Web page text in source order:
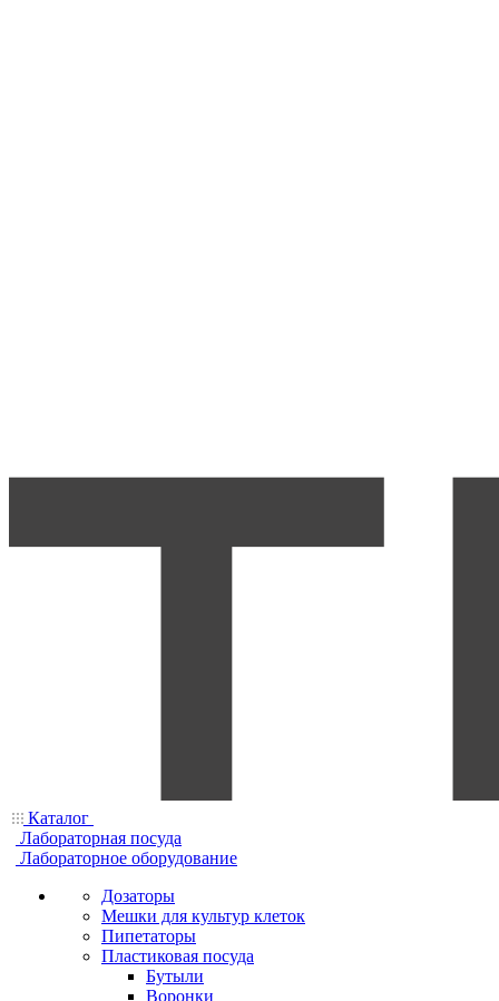
Каталог
Лабораторная посуда
Лабораторное оборудование
Дозаторы
Мешки для культур клеток
Пипетаторы
Пластиковая посуда
Бутыли
Воронки